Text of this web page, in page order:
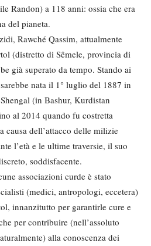
Randon) a 118 anni: ossia che era
del pianeta.
Rawché Qassim, attualmente
(distretto di Sêmele, provincia di
già superato da tempo. Stando ai
nata il 1° luglio del 1887 in
(in Bashur, Kurdistan
al 2014 quando fu costretta
dell’attacco delle milizie
l’età e le ultime traversie, il suo
soddisfacente.
associazioni curde è stato
(medici, antropologi, eccetera)
innanzitutto per garantirle cure e
per contribuire (nell’assoluto
alla conoscenza dei